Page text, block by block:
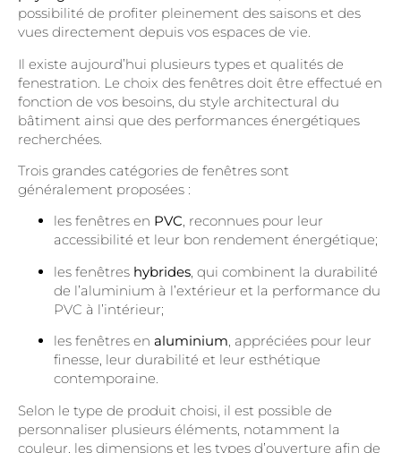
possibilité de profiter pleinement des saisons et des
vues directement depuis vos espaces de vie.
Il existe aujourd’hui plusieurs types et qualités de
fenestration. Le choix des fenêtres doit être effectué en
fonction de vos besoins, du style architectural du
bâtiment ainsi que des performances énergétiques
recherchées.
Trois grandes catégories de fenêtres sont
généralement proposées :
les fenêtres en PVC, reconnues pour leur
accessibilité et leur bon rendement énergétique;
les fenêtres hybrides, qui combinent la durabilité
de l’aluminium à l’extérieur et la performance du
PVC à l’intérieur;
les fenêtres en aluminium, appréciées pour leur
finesse, leur durabilité et leur esthétique
contemporaine.
Selon le type de produit choisi, il est possible de
personnaliser plusieurs éléments, notamment la
couleur, les dimensions et les types d’ouverture afin de